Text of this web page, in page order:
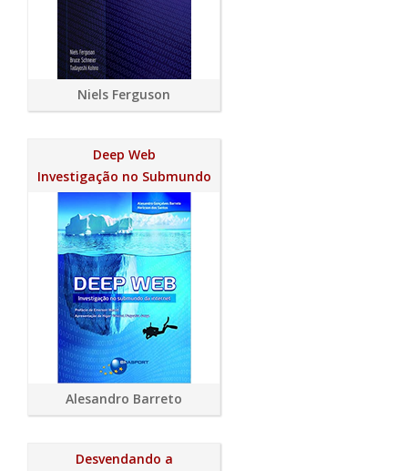
Niels Ferguson
Deep Web
Investigação no Submundo
Alesandro Barreto
Desvendando a